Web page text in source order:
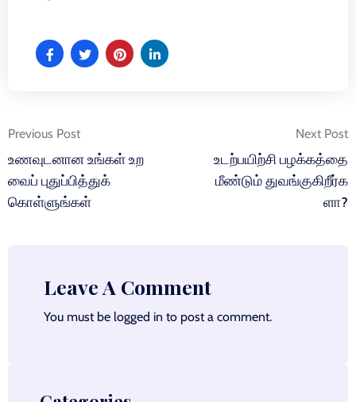
Post
navigation
Previous Post
உணவுடனான உங்கள் உற
வைப் புதுப்பித்துக்
கொள்ளுங்கள்
Next Post
உடற்பயிற்சி பழக்கத்தை
மீண்டும் துவங்குகிறீர்க
ளா?
Leave A Comment
You must be logged in to post a comment.